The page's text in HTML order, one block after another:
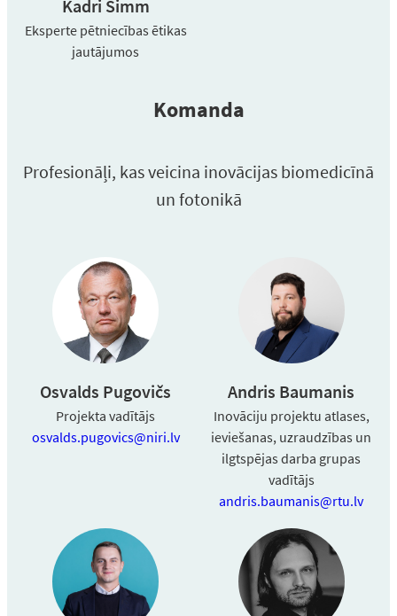
Kadri Simm
Eksperte pētniecības ētikas
jautājumos
Komanda
Profesionāļi, kas veicina inovācijas biomedicīnā
un fotonikā
Osvalds Pugovičs
Projekta vadītājs
osvalds.pugovics@niri.lv
Andris Baumanis
Inovāciju projektu atlases,
ieviešanas, uzraudzības un
ilgtspējas darba grupas
vadītājs
andris.baumanis@rtu.lv